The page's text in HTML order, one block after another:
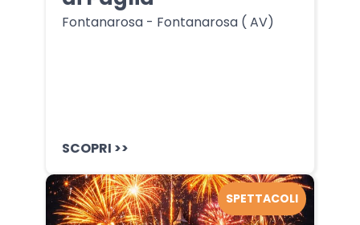
Fontanarosa - Fontanarosa ( AV)
SCOPRI >>
SPETTACOLI